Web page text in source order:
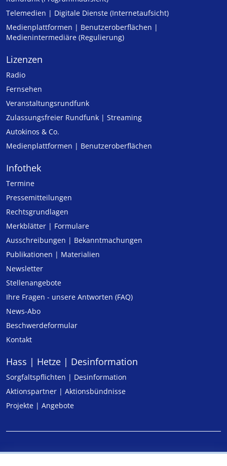
Telemedien | Digitale Dienste (Internetaufsicht)
Medienplattformen | Benutzeroberflächen |
Medienintermediäre (Regulierung)
Lizenzen
Radio
Fernsehen
Veranstaltungsrundfunk
Zulassungs­freier Rund­funk | Streaming
Autokinos & Co.
Medienplattformen | Benutzeroberflächen
Infothek
Termine
Pressemitteilungen
Rechtsgrundlagen
Merkblätter | Formulare
Ausschreibungen | Bekanntmachungen
Publikationen | Materialien
Newsletter
Stellenangebote
Ihre Fragen - unsere Antworten (FAQ)
News-Abo
Beschwerdeformular
Kontakt
Hass | Hetze | Desinformation
Sorgfaltspflichten | Desinformation
Aktionspartner | Aktionsbündnisse
Projekte | Angebote